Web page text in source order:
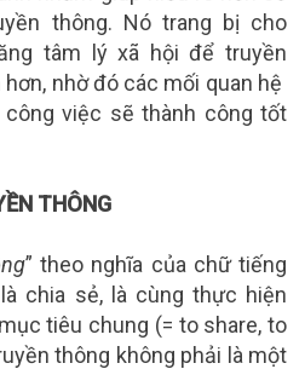
thông. Nó trang bị cho
tâm lý xã hội để truyền
nhờ đó các mối quan hệ
việc sẽ thành công tốt
THÔNG
” theo nghĩa của chữ tiếng
là chia sẻ, là cùng thực hiện
tiêu chung (= to share, to
thông không phải là một